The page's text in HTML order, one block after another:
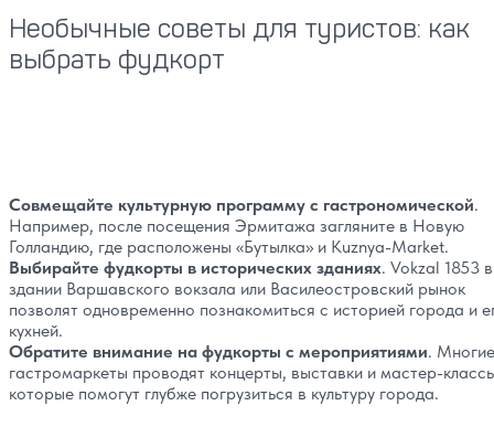
Необычные советы для туристов: как
выбрать фудкорт
Совмещайте культурную программу с гастрономической.
Например, после посещения Эрмитажа загляните в Новую
Голландию, где расположены «‎Бутылка» и Kuznya-Market.
Выбирайте фудкорты в исторических зданиях. Vokzal 1853 в
здании Варшавского вокзала или Василеостровский рынок
позволят одновременно познакомиться с историей города и
кухней.
Обратите внимание на фудкорты с мероприятиями. Многие
гастромаркеты проводят концерты, выставки и мастер-
которые помогут глубже погрузиться в культуру города.